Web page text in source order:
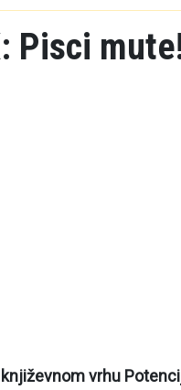
Pisci
vrhu